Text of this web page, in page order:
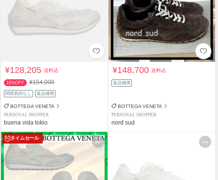
¥128,205送料込
16%OFF ¥154,000
関税負担なし 返品補償
BOTTEGA VENETA
PERSONAL SHOPPER
buena vida tokio
¥148,700送料込
返品補償
BOTTEGA VENETA
PERSONAL SHOPPER
nord sud
タイムセール